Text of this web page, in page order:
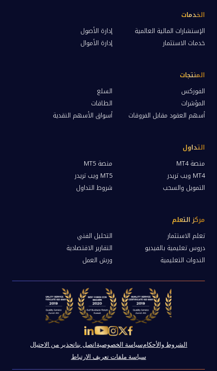
الخدمات
الإستشارات المالية العالمية
إدارة الأصول
خدمات الاستثمار
إدارة الأموال
المنتجات
الفوركس
السلع
المؤشرات
الطاقات
أسهم العقود مقابل الفروقات
أسواق الأسهم النقدية
التداول
منصة MT4
منصة MT5
MT4 ويب تريدر
MT5 ويب تريدر
التمويل والسحب
شروط التداول
مركز التعلم
تعلم الاستثمار
التحليل الفني
دروس تعليمية بالفيديو
التقارير الاقتصادية
الندوات التعليمية
ورش العمل
الشروط والأحكامسياسة الخصوصية اتصل بناتحذير من الاحتيال
سياسة ملفات تعريف الارتباط